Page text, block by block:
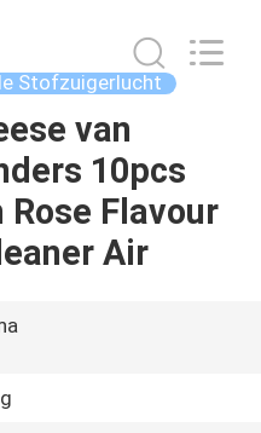
Stofzuigerlucht
van
10pcs
Flavour
Air